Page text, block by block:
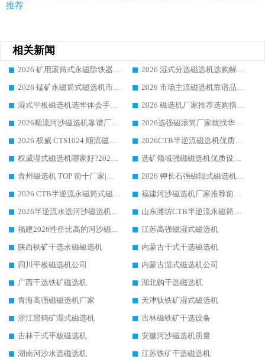
推荐
相关新闻
2026 矿用滚筒式永磁除铁器厂家榜单 行业实力派源头厂商选购干货指南
2026 湿式分选磁选机选购解析，华体会手机网页版-华体会(中国) 设备综合实力详解
2026 锰矿永磁筒式磁选机市场主流客户推荐生产厂家口碑精选
2026 市场主流磁选机靠谱品牌推荐 案例厂家华体会手机网页版-华体会(中国) 大众倾心之选
湿式平板磁选机选华体会手机网页版-华体会(中国) _2026靠谱厂家收获各地客户良好评价
2026 磁选机厂家推荐选购指南，实地走访参考华体会手机网页版-华体会(中国) 合作口碑表现
2026顺流河沙磁选机靠谱厂家推荐 华体会手机网页版-华体会(中国) 实力口碑精选
2026选强磁滚筒厂家就找华体会手机网页版-华体会(中国) _口碑过硬用料扎实_性价比优势突出
2026 权威 CTS1024 顺流磁选机精选生产厂家优质设备推荐
2026CTB半逆流磁选机优质厂家推荐：华体会手机网页版-华体会(中国) ，行业标杆生产厂家
权威湿式磁选机哪家好?2026 实测榜单出炉，潍坊华体会手机网页版-华体会(中国) 大厂实力领跑
选矿领域强磁磁选机优质设备推荐榜 TOP1：潍坊华体会手机网页版-华体会(中国) 凭实力出圈
青州磁选机 TOP 前十厂家|靠谱品牌怎么选?潍坊华体会手机网页版-华体会(中国) 实力出圈
2026 钾长石强磁辊式磁选机靠谱厂家 TOP 榜：潍坊华体会手机网页版-华体会(中国) 凭硬核实力领跑行业
2026 CTB半逆流永磁筒式磁选机厂家如何选择，选华体会手机网页版-华体会(中国) 原因，硬核实测不踩坑指南
福建河沙磁选机厂家推荐前三，华体会手机网页版-华体会(中国) 磁选机解锁资源利用新路径
2026半逆流水选河沙磁选机生产厂家：解锁河沙分选高效新路径
山东潍坊CTB半逆流永磁筒式河沙磁选机生产厂家如何高效除铁提纯
福建2026性价比高的河沙磁选机生产厂家工作原理(通俗 + 专业双版，适配产品文案/介绍使用)
江苏高强磁湿式磁选机
陕西铁矿干选永磁磁选机
内蒙古干式干选磁选机
四川平板磁选机公司
内蒙古湿式磁选机公司
广西干选铁矿磁选机
湖北购干选磁选机
青海高强磁磁选机厂家
天津钛铁矿湿式磁选机
浙江黑钨矿湿式磁选机
吉林磁铁矿干选设备
吉林干式平板磁选机
安徽河沙磁选机质量
湖南河沙水选磁选机
江苏铁矿干选磁选机